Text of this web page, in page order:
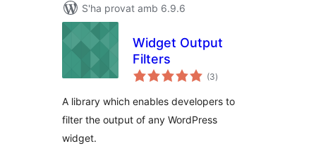
S'ha provat amb 6.9.6
Widget Output
Filters
(3puntuacions
totals
)
A library which enables developers to
filter the output of any WordPress
widget.